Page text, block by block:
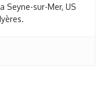
Seyne-sur-Mer, US